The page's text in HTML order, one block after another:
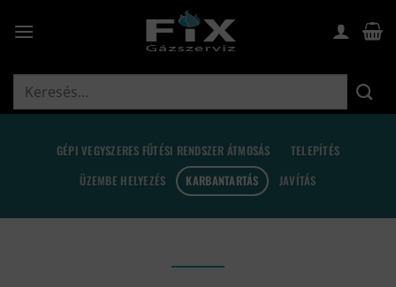
Keresés
GÉPI VEGYSZERES FŰTÉSI RENDSZER ÁTMOSÁS
TELEPÍTÉS
ÜZEMBE HELYEZÉS
KARBANTARTÁS JAVÍTÁS